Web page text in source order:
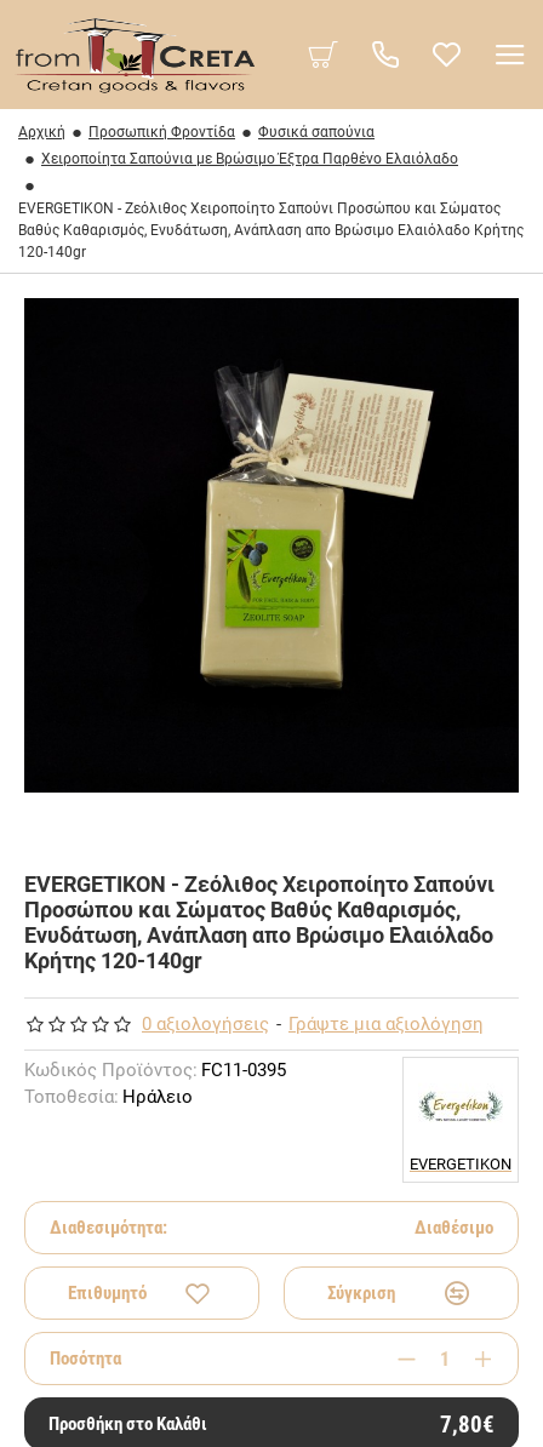
Αρχική Προσωπική Φροντίδα
Φυσικά σαπούνια
Χειροποίητα Σαπούνια με Βρώσιμο Έξτρα Παρθένο Ελαιόλαδο
EVERGETIKON - Ζεόλιθος Χειροποίητο Σαπούνι Προσώπου και Σώματος
Βαθύς Καθαρισμός, Ενυδάτωση, Ανάπλαση απο Βρώσιμο Ελαιόλαδο Κρήτης
120-140gr
EVERGETIKON - Ζεόλιθος Χειροποίητο Σαπούνι
Προσώπου και Σώματος Βαθύς Καθαρισμός,
Ενυδάτωση, Ανάπλαση απο Βρώσιμο Ελαιόλαδο
Κρήτης 120-140gr
0 αξιολογήσεις - Γράψτε μια αξιολόγηση
Κωδικός Προϊόντος: FC11-0395
Τοποθεσία: Ηράλειο
EVERGETIKON
Διαθεσιμότητα: Διαθέσιμο
Επιθυμητό Σύγκριση
Ποσότητα
Προσθήκη στο Καλάθι 7,80€